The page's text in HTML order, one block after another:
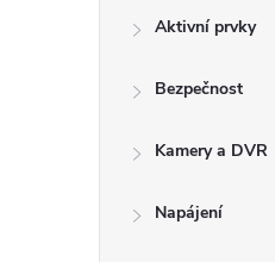
Aktivní prvky
Bezpečnost
Kamery a DVR
Napájení